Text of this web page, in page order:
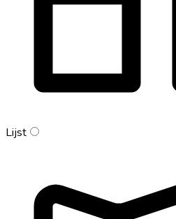
Lijst